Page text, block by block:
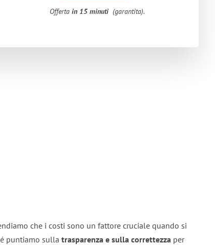
Offertain 15 minuti (garantita).
che i costi sono un fattore cruciale quando si
puntiamo sulla trasparenza e sulla correttezza per